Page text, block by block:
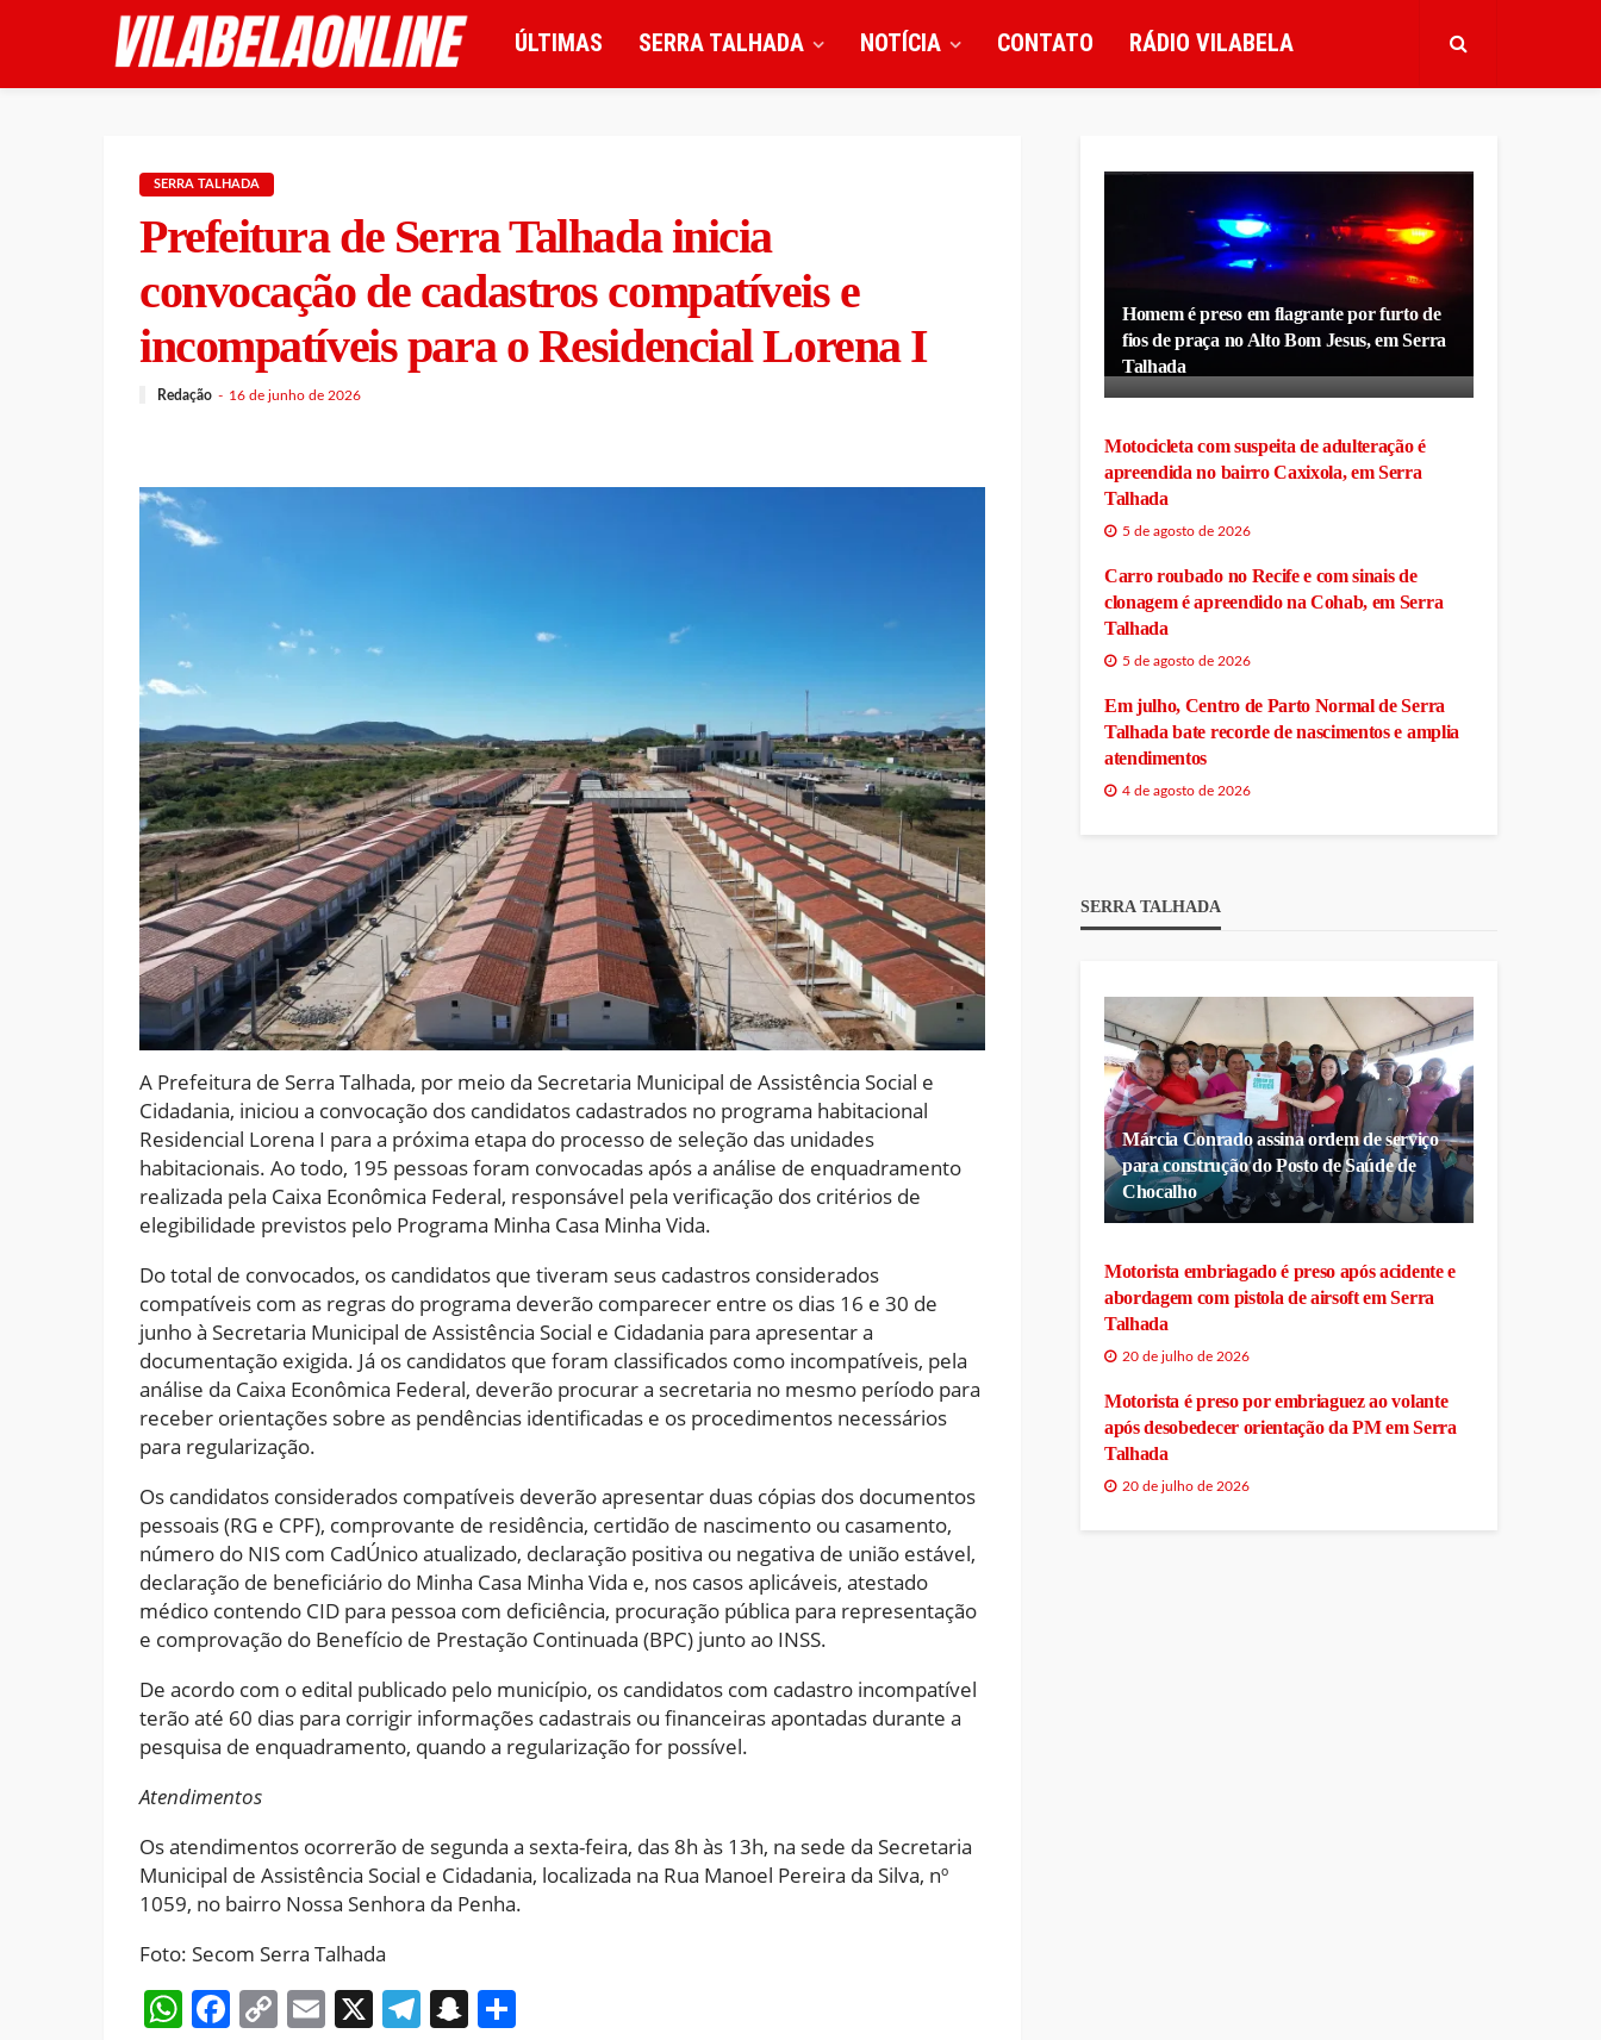
ÚLTIMAS SERRA TALHADA NOTÍCIA CONTATO RÁDIO VILABELA
SERRA TALHADA
Prefeitura de Serra Talhada inicia
convocação de cadastros compatíveis e
incompatíveis para o Residencial Lorena I
Redação 16 de junho de 2026
A Prefeitura de Serra Talhada, por meio da Secretaria Municipal de Assistência Social e
Cidadania, iniciou a convocação dos candidatos cadastrados no programa habitacional
Residencial Lorena I para a próxima etapa do processo de seleção das unidades
habitacionais. Ao todo, 195 pessoas foram convocadas após a análise de enquadramento
realizada pela Caixa Econômica Federal, responsável pela verificação dos critérios de
elegibilidade previstos pelo Programa Minha Casa Minha Vida.
Do total de convocados, os candidatos que tiveram seus cadastros considerados
compatíveis com as regras do programa deverão comparecer entre os dias 16 e 30 de
junho à Secretaria Municipal de Assistência Social e Cidadania para apresentar a
documentação exigida. Já os candidatos que foram classificados como incompatíveis, pela
análise da Caixa Econômica Federal, deverão procurar a secretaria no mesmo período para
receber orientações sobre as pendências identificadas e os procedimentos necessários
para regularização.
Os candidatos considerados compatíveis deverão apresentar duas cópias dos documentos
pessoais (RG e CPF), comprovante de residência, certidão de nascimento ou casamento,
número do NIS com CadÚnico atualizado, declaração positiva ou negativa de união estável,
declaração de beneficiário do Minha Casa Minha Vida e, nos casos aplicáveis, atestado
médico contendo CID para pessoa com deficiência, procuração pública para representação
e comprovação do Benefício de Prestação Continuada (BPC) junto ao INSS.
De acordo com o edital publicado pelo município, os candidatos com cadastro incompatível
terão até 60 dias para corrigir informações cadastrais ou financeiras apontadas durante a
pesquisa de enquadramento, quando a regularização for possível.
Atendimentos
Os atendimentos ocorrerão de segunda a sexta-feira, das 8h às 13h, na sede da Secretaria
Municipal de Assistência Social e Cidadania, localizada na Rua Manoel Pereira da Silva, nº
1059, no bairro Nossa Senhora da Penha.
Foto: Secom Serra Talhada
WhatsApp
Facebook
CopyEmail
X Telegram
Snapchat
Homem é preso em flagrante por furto de
fios de praça no Alto Bom Jesus, em Serra
Talhada
Motocicleta com suspeita de adulteração é
apreendida no bairro Caxixola, em Serra
Talhada
5 de agosto de 2026
Carro roubado no Recife e com sinais de
clonagem é apreendido na Cohab, em Serra
Talhada
5 de agosto de 2026
Em julho, Centro de Parto Normal de Serra
Talhada bate recorde de nascimentos e amplia
atendimentos
4 de agosto de 2026
SERRA TALHADA
Márcia Conrado assina ordem de serviço
para construção do Posto de Saúde de
Chocalho
Motorista embriagado é preso após acidente e
abordagem com pistola de airsoft em Serra
Talhada
20 de julho de 2026
Motorista é preso por embriaguez ao volante
após desobedecer orientação da PM em Serra
Talhada
20 de julho de 2026